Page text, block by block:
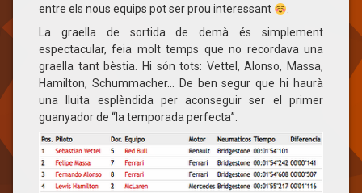
entre els nous equips pot ser prou interessant
La graella de sortida de demà és simplement
espectacular, feia molt temps que no recordava una
graella tant bèstia. Hi són tots: Vettel, Alonso, Massa,
Hamilton, Schummacher… De ben segur que hi haurà
una lluita esplèndida per aconseguir ser el primer
guanyador de “la temporada perfecta”.